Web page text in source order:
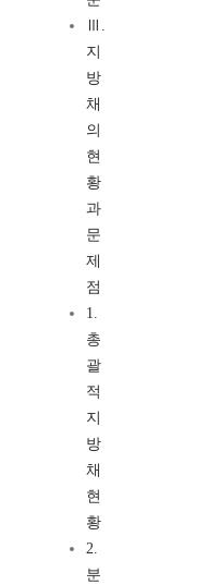
Ⅲ.
지
방
채
의
현
황
과
문
제
점
1.
총
괄
적
지
방
채
현
황
2.
분